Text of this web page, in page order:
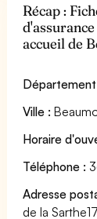
Récap :
accueil de
Ville :
Horaire
Téléphone :
Adresse
de la